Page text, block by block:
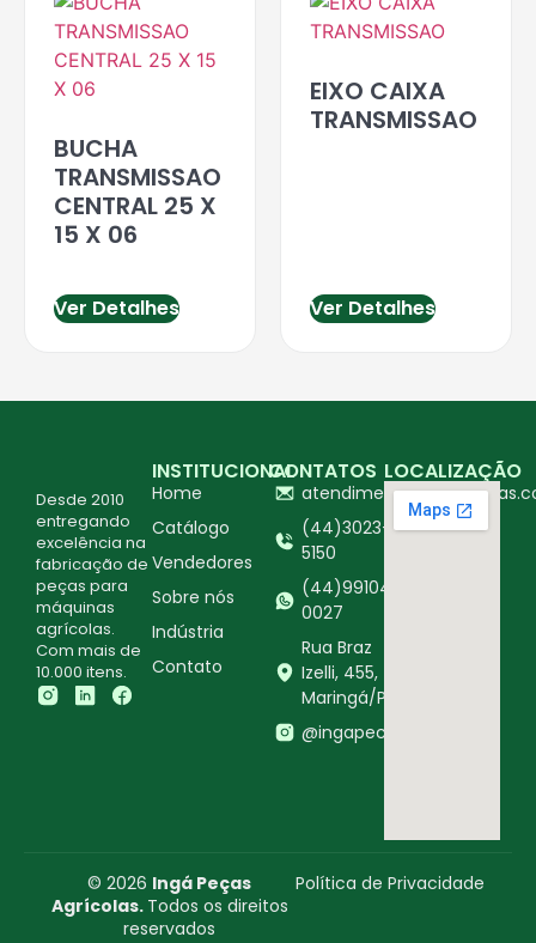
BUCHA
TRANSMISSAO
CENTRAL 25 X
15 X 06
Ver Detalhes
EIXO CAIXA
TRANSMISSAO
Ver Detalhes
Desde 2010
entregando
excelência na
fabricação de
peças para
máquinas
agrícolas.
Com mais de
10.000 itens.
INSTITUCIONAL
Home
Catálogo
Vendedores
Sobre nós
Indústria
Contato
CONTATOS
(44)3023-
5150
(44)99104-
0027
Rua Braz
Izelli, 455,
Maringá/PR
@ingapecasagricolas
LOCALIZAÇÃO
© 2026 Ingá Peças
Agrícolas. Todos os direitos
reservados
Política de Privacidade